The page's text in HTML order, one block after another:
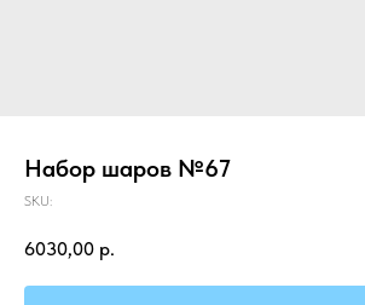
Набор шаров №67
SKU:
6030,00 р.